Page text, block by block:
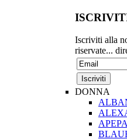
Iscriviti alla
riservate...
DONNA